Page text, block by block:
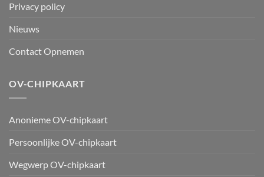
Privacy policy
Nieuws
Contact Opnemen
OV-CHIPKAART
Anonieme OV-chipkaart
Persoonlijke OV-chipkaart
Wegwerp OV-chipkaart